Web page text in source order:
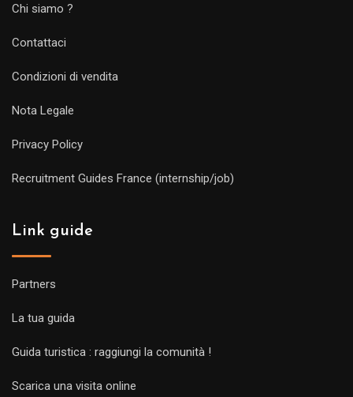
Chi siamo ?
Contattaci
Condizioni di vendita
Nota Legale
Privacy Policy
Recruitment Guides France (internship/job)
Link guide
Partners
La tua guida
Guida turistica : raggiungi la comunità !
Scarica una visita online